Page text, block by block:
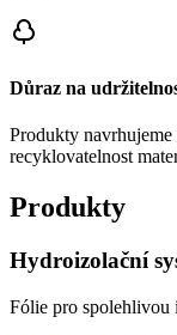
Důraz na
Produkty navrhujeme
recyklovatelnost
Produkty
Hydroizolační
Fólie pro spolehlivou